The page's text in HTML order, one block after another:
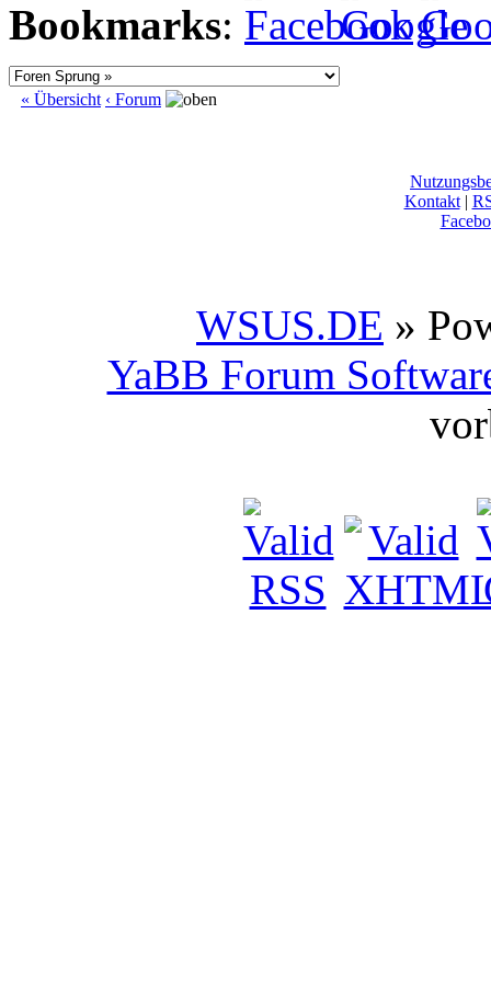
Bookmarks:
« Übersicht ‹ Forum
Kontakt|
WSUS.DE »
YaBB Forum